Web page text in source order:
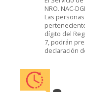
NRO. NAC-
Las
dígito del
7, podrán
declaración